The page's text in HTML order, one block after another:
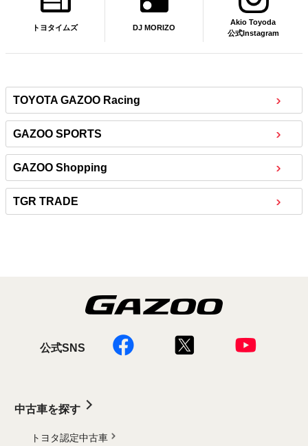
トヨタイムズ DJ MORIZO
Akio Toyoda
公式Instagram
TOYOTA GAZOO Racing
GAZOO SPORTS
GAZOO Shopping
TGR TRADE
公式SNS
中古車を探す
トヨタ認定中古車